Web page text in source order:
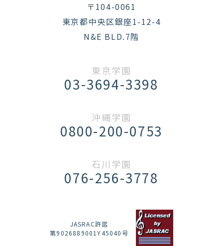
〒104-0061
東京都中央区銀座1-12-4
N&E BLD.7階
東京学園
03-3694-3398
沖縄学園
0800-200-0753
石川学園
076-256-3778
JASRAC許諾
第9026889001Y45040号